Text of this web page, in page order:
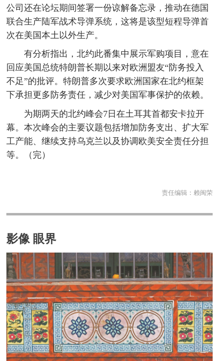
公司还在论坛期间签署一份谅解备忘录，推动在德国
联合生产陆军战术导弹系统，这将是该型短程导弹首
次在美国本土以外生产。
有分析指出，北约此番集中展示军购项目，意在
回应美国总统特朗普长期以来对欧洲盟友“防务投入
不足”的批评。特朗普多次要求欧洲国家在北约框架
下承担更多防务责任，减少对美国军事保护的依赖。
为期两天的北约峰会7日在土耳其首都安卡拉开
幕。本次峰会的主要议题包括增加防务支出、扩大军
工产能、继续支持乌克兰以及协调欧美安全责任分担
等。（完）
责任编辑： 赖闽荣
影像 眼界